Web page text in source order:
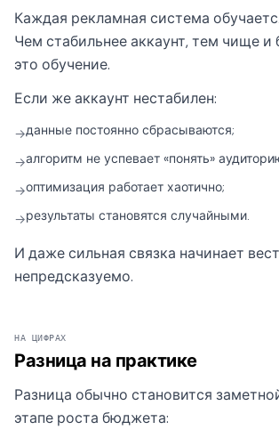
Каждая рекламная система
Чем стабильнее аккаунт, тем чище и
это обучение.
Если же аккаунт нестабилен:
→данные постоянно сбрасываются;
→алгоритм не успевает «понять»
→оптимизация работает хаотично;
→результаты становятся случайными.
И даже сильная связка начинает
непредсказуемо.
НА ЦИФРАХ
Разница на практике
Разница обычно становится
этапе роста бюджета: